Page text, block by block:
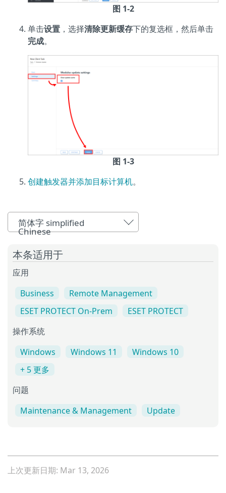
图 1-2
单击设置 ，选择清除更新缓存下的复选框，然后单击
完成。
图 1-3
创建触发器并添加目标计算机。
简体字 simplified
Chinese
本条适用于
应用
Business
Remote Management
ESET PROTECT On-Prem
ESET PROTECT
操作系统
Windows Windows 11
Windows 10
+ 5 更多
问题
Maintenance & Management Update
上次更新日期: Mar 13, 2026